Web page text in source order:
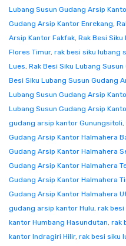
Lubang Susun Gudang Arsip
Gudang Arsip Kantor Enrekang,
Arsip Kantor Fakfak, Rak Besi
Flores Timur, rak besi siku lubang
Lues, Rak Besi Siku Lubang
Besi Siku Lubang Susun Gudang
Lubang Susun Gudang Arsip
Lubang Susun Gudang Arsip
gudang arsip kantor Gunungsitoli,
Gudang Arsip Kantor Halmahera
Gudang Arsip Kantor Halmahera
Gudang Arsip Kantor Halmahera
Gudang Arsip Kantor Halmahera
Gudang Arsip Kantor Halmahera
gudang arsip kantor Hulu, rak
kantor Humbang Hasundutan, rak
kantor Indragiri Hilir, rak besi siku